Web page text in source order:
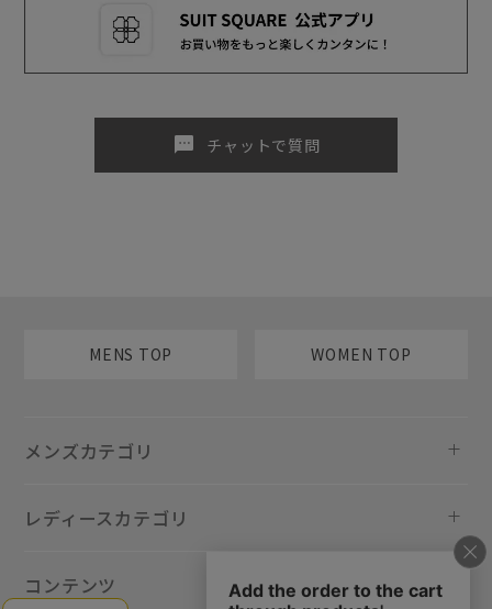
sms チャットで質問
MENS TOP WOMEN TOP
メンズカテゴリ
レディースカテゴリ
コンテンツ